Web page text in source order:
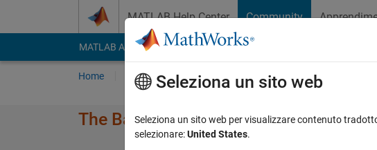
MATLAB Help Center Community
MATLAB Answers File Exchange Cody
Home Poni una domanda Risposta Naviga
The Background Color Is Not Saved!
Seleziona un sito web
Seleziona un sito web per visualizzare contenuto
selezionare:United States.